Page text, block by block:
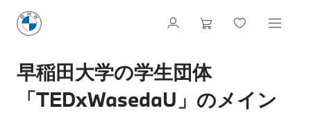
早稲田大学の学生団体
「TEDxWasedaU」のメイン